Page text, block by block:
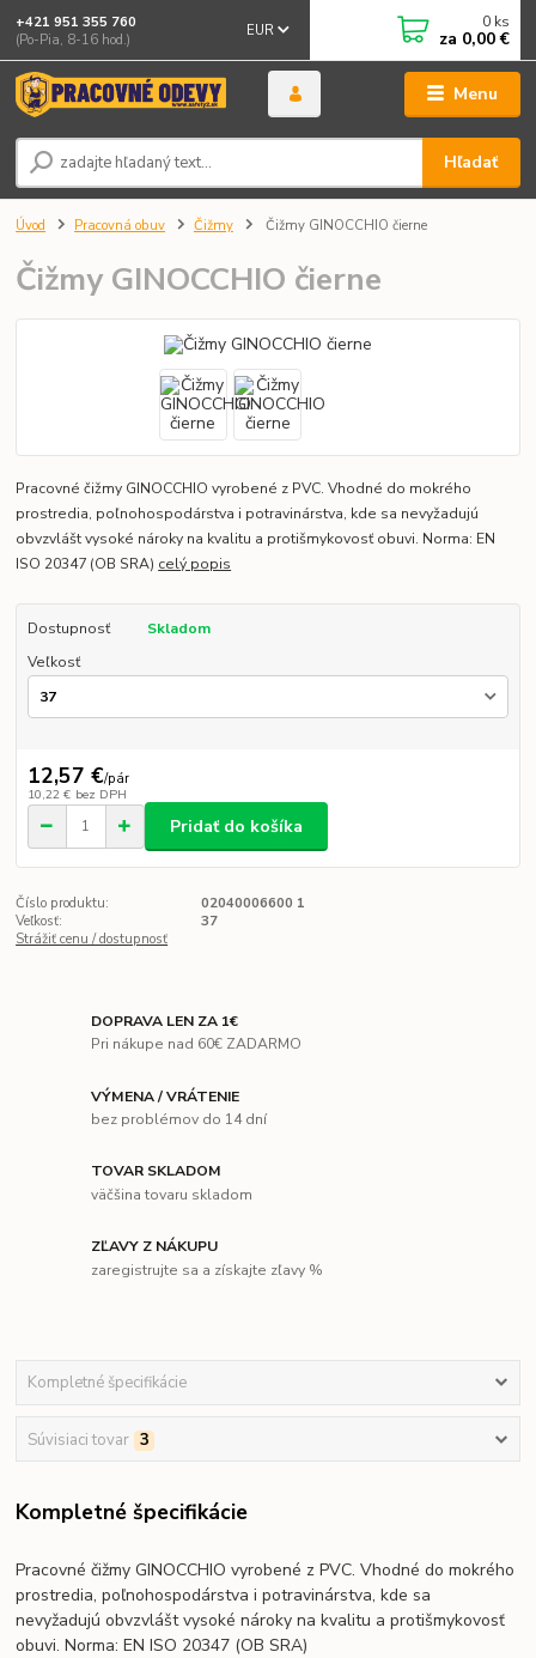
Menu
EUR
Hľadať
+421 951 355 760
(Po-Pia, 8-16 hod.)
0 ks
za 0,00 €
Úvod Pracovná obuv Čižmy Čižmy GINOCCHIO čierne
Čižmy GINOCCHIO čierne
Pracovné čižmy GINOCCHIO vyrobené z PVC. Vhodné do mokrého
prostredia, poľnohospodárstva i potravinárstva, kde sa nevyžadujú
obvzvlášt vysoké nároky na kvalitu a protišmykovosť obuvi. Norma: EN
ISO 20347 (OB SRA) celý popis
Dostupnosť
Skladom
Veľkosť
12,57 €/pár
10,22 € bez DPH
Pridať do košíka
Číslo produktu:
02040006600 1
Veľkosť:
37
Strážiť cenu / dostupnosť
DOPRAVA LEN ZA 1€
Pri nákupe nad 60€ ZADARMO
VÝMENA / VRÁTENIE
bez problémov do 14 dní
TOVAR SKLADOM
väčšina tovaru skladom
ZĽAVY Z NÁKUPU
zaregistrujte sa a získajte zľavy %
Kompletné špecifikácie
Súvisiaci tovar 3
Kompletné špecifikácie
Pracovné čižmy GINOCCHIO vyrobené z PVC. Vhodné do mokrého
prostredia, poľnohospodárstva i potravinárstva, kde sa
nevyžadujú obvzvlášt vysoké nároky na kvalitu a protišmykovosť
obuvi. Norma: EN ISO 20347 (OB SRA)